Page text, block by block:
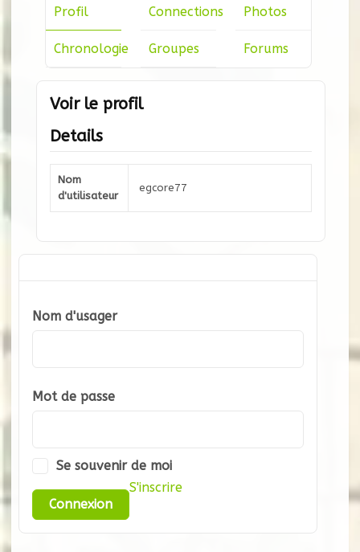
Profil
Chronologie
Connections
Groupes
Photos
Forums
Voir le profil
Details
Nom
d'utilisateur
egcore77
Nom d'usager
Mot de passe
Se souvenir de moi
S'inscrire